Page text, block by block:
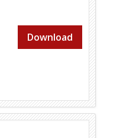
Download